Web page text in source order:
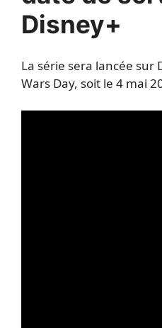
Disney+
La série sera lancée sur
Wars Day, soit le 4 mai